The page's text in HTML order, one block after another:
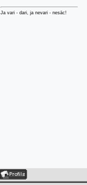
Ja vari - dari, ja nevari - nesāc!